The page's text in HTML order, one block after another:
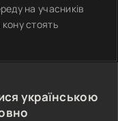
на учасників
стоять
українською